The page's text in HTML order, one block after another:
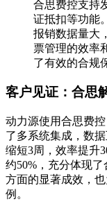
合思费控支持
证抵扣等功能
报销数据量大
票管理的效率
了有效的合规
客户见证：合思
动力源使用合思费
了多系统集成，数
缩短3周，效率提升
约50%，充分体现
方面的显著成效，
例。